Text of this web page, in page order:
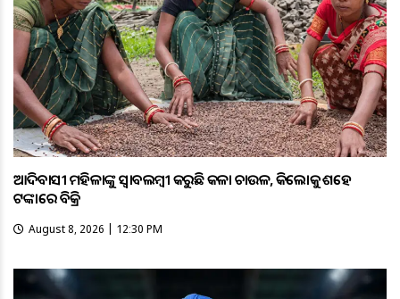
ଆଦିବାସୀ ମହିଳାଙ୍କୁ ସ୍ଵାବଲମ୍ଵୀ କରୁଛି କଳା ଚାଉଳ, କିଲୋକୁ ଶହେ
ଟଙ୍କାରେ ବିକ୍ରି
August 8, 2026 | 12:30 PM